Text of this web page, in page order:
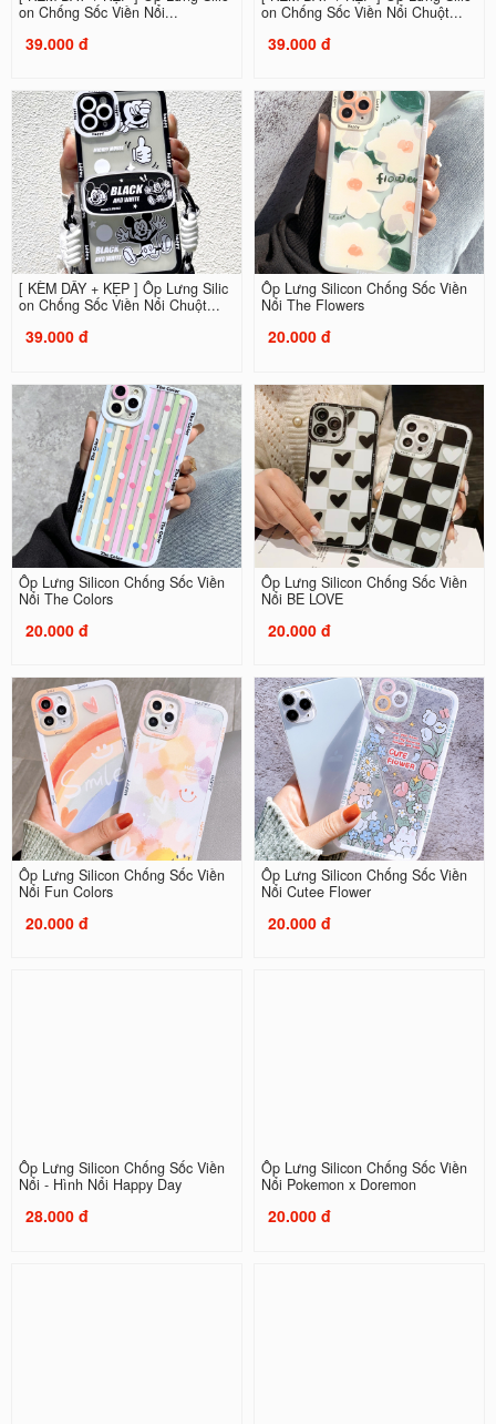
on Chống Sốc Viền Nổi...
39.000 đ
on Chống Sốc Viền Nổi Chuột...
39.000 đ
[ KÈM DÂY + KẸP ] Ốp Lưng Silic
on Chống Sốc Viền Nổi Chuột...
39.000 đ
Ốp Lưng Silicon Chống Sốc Viền
Nổi The Flowers
20.000 đ
Ốp Lưng Silicon Chống Sốc Viền
Nổi The Colors
20.000 đ
Ốp Lưng Silicon Chống Sốc Viền
Nổi BE LOVE
20.000 đ
Ốp Lưng Silicon Chống Sốc Viền
Nổi Fun Colors
20.000 đ
Ốp Lưng Silicon Chống Sốc Viền
Nổi Cutee Flower
20.000 đ
Ốp Lưng Silicon Chống Sốc Viền
Nổi - Hình Nổi Happy Day
28.000 đ
Ốp Lưng Silicon Chống Sốc Viền
Nổi Pokemon x Doremon
20.000 đ